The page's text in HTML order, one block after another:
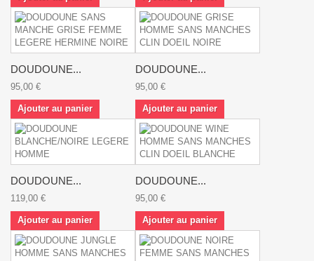
DOUDOUNE...
95,00 €
Ajouter au panier
DOUDOUNE...
95,00 €
Ajouter au panier
DOUDOUNE...
119,00 €
Ajouter au panier
DOUDOUNE...
95,00 €
Ajouter au panier